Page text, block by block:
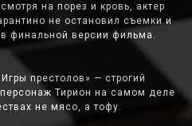
на порез и кровь, актер
не остановил съемки и
финальной версии фильма.
престолов» — строгий
Тирион на самом деле
не мясо, а тофу.